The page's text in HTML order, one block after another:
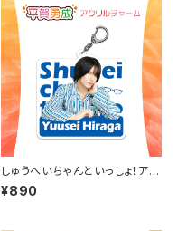
しゅうへいちゃんといっしょ！アク
リルチャーム（平賀勇成）
¥890